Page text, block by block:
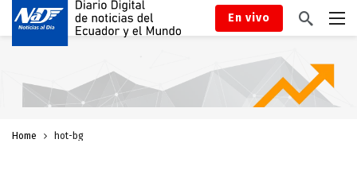
En vivo
Home hot-bg